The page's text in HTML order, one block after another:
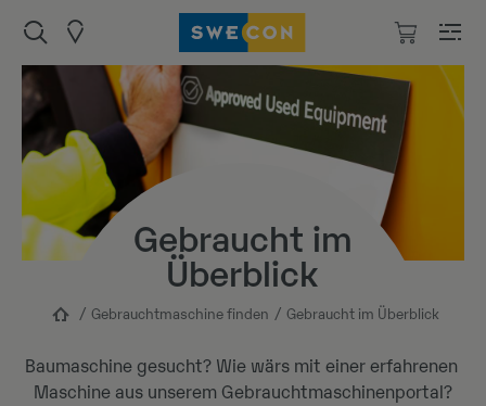
Gebraucht im
Überblick
Gebrauchtmaschine finden Gebraucht im Überblick
Baumaschine gesucht? Wie wärs mit einer erfahrenen
Maschine aus unserem Gebrauchtmaschinenportal?